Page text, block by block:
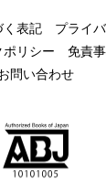
く表記
プライ
ポリシー 免責
問い合わせ